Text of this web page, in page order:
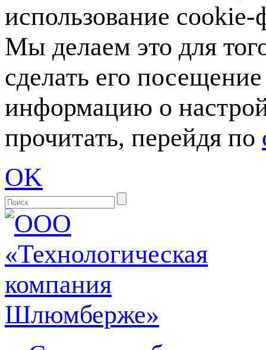
использование
Мы делаем это для
сделать его
информацию о
прочитать, перейдя по
OK